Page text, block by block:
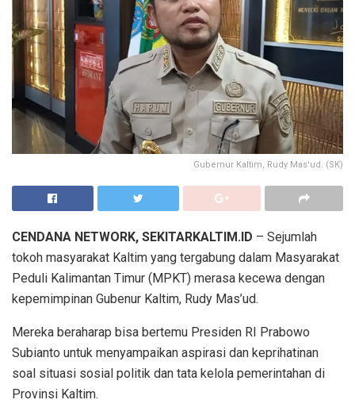
Gubernur Kaltim, Rudy Mas'ud. (SK)
CENDANA NETWORK, SEKITARKALTIM.ID – Sejumlah
tokoh masyarakat Kaltim yang tergabung dalam Masyarakat
Peduli Kalimantan Timur (MPKT) merasa kecewa dengan
kepemimpinan Gubenur Kaltim, Rudy Mas’ud.
Mereka beraharap bisa bertemu Presiden RI Prabowo
Subianto untuk menyampaikan aspirasi dan keprihatinan
soal situasi sosial politik dan tata kelola pemerintahan di
Provinsi Kaltim.